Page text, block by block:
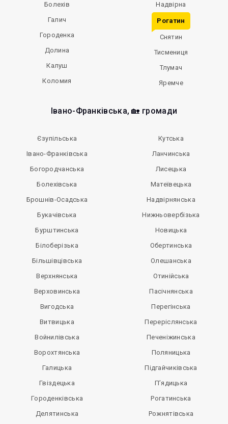
Болехів
Галич
Городенка
Долина
Калуш
Коломия
Надвірна
Рогатин
Снятин
Тисмениця
Тлумач
Яремче
Івано-Франківська, 🏡 громади
Єзупільська
Івано-Франківська
Богородчанська
Болехівська
Брошнів-Осадська
Букачівська
Бурштинська
Білоберізька
Більшівцівська
Верхнянська
Верховинська
Вигодська
Витвицька
Войнилівська
Ворохтянська
Галицька
Гвіздецька
Городенківська
Делятинська
Кутська
Ланчинська
Лисецька
Матеївецька
Надвірнянська
Нижньовербізька
Новицька
Обертинська
Олешанська
Отинійська
Пасічнянська
Перегінська
Переріслянська
Печеніжинська
Поляницька
Підгайчиківська
П’ядицька
Рогатинська
Рожнятівська